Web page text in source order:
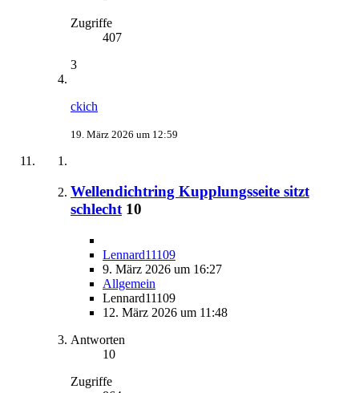
Zugriffe
407
3
ckich
19. März 2026 um 12:59
Wellendichtring Kupplungsseite sitzt
schlecht 10
Lennard11109
9. März 2026 um 16:27
Allgemein
Lennard11109
12. März 2026 um 11:48
Antworten
10
Zugriffe